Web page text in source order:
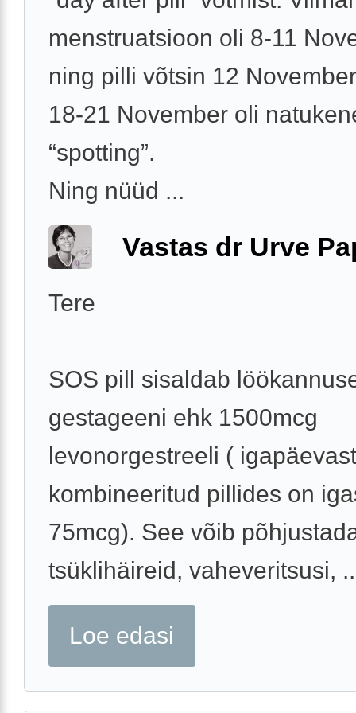
menstruatsioon oli 8-11
ning pilli võtsin 12
18-21 November oli
“spotting”.
Ning nüüd ...
Vastas dr Urve
Tere
SOS pill sisaldab
gestageeni ehk 1500mcg
levonorgestreeli (
kombineeritud pillides on
75mcg). See võib
tsüklihäireid, vaheveritsusi,
Loe edasi